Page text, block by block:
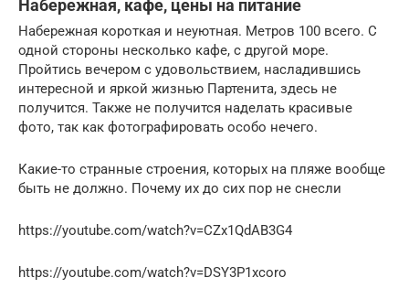
Набережная, кафе, цены на питание
Набережная короткая и неуютная. Метров 100 всего. С
одной стороны несколько кафе, с другой море.
Пройтись вечером с удовольствием, насладившись
интересной и яркой жизнью Партенита, здесь не
получится. Также не получится наделать красивые
фото, так как фотографировать особо нечего.
Какие-то странные строения, которых на пляже вообще
быть не должно. Почему их до сих пор не снесли
https://youtube.com/watch?v=CZx1QdAB3G4
https://youtube.com/watch?v=DSY3P1xcoro